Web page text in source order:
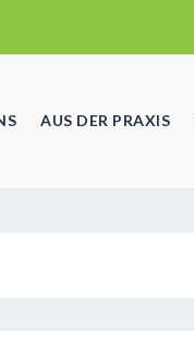
AUS DER PRAXIS